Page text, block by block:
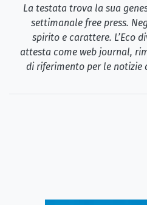
La testata trova la sua
settimanale free press.
spirito e carattere. L’Eco
attesta come web journal,
di riferimento per le notizie